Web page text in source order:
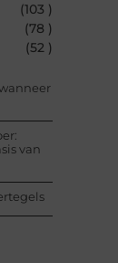
(103 )
(78 )
(52 )
van